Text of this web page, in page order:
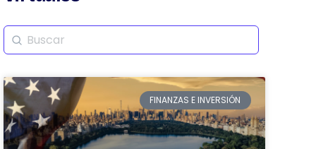
FINANZAS E INVERSIÓN